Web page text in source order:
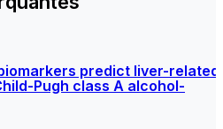
predict liver-related
Pugh class A alcohol-